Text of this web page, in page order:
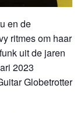
en de
ritmes om haar
uit de jaren
2023
Globetrotter